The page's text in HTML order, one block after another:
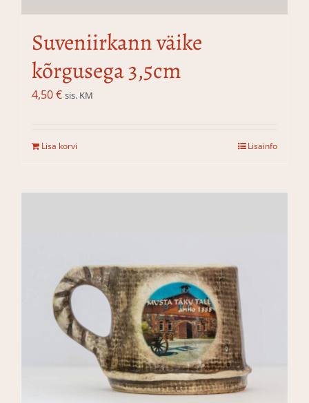
Suveniirkann väike
kõrgusega 3,5cm
4,50€ sis. KM
Lisa korvi Lisainfo